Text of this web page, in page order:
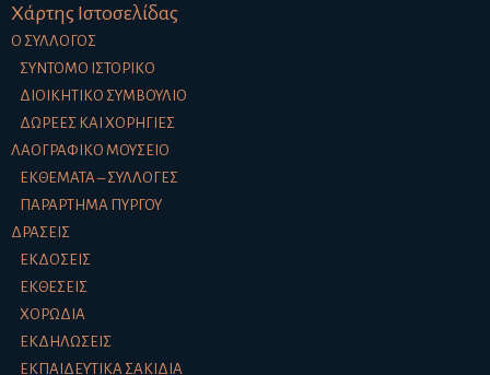
Χάρτης Ιστοσελίδας
Ο ΣΎΛΛΟΓΟΣ
ΣΎΝΤΟΜΟ ΙΣΤΟΡΙΚΌ
ΔΙΟΙΚΗΤΙΚΌ ΣΥΜΒΟΎΛΙΟ
ΔΩΡΕΈΣ ΚΑΙ ΧΟΡΗΓΊΕΣ
ΛΑΟΓΡΑΦΙΚΌ ΜΟΥΣΕΊΟ
ΕΚΘΈΜΑΤΑ – ΣΥΛΛΟΓΈΣ
ΠΑΡΆΡΤΗΜΑ ΠΎΡΓΟΥ
ΔΡΆΣΕΙΣ
ΕΚΔΌΣΕΙΣ
ΕΚΘΈΣΕΙΣ
ΧΟΡΩΔΊΑ
ΕΚΔΗΛΏΣΕΙΣ
ΕΚΠΑΙΔΕΥΤΙΚΆ ΣΑΚΊΔΙΑ